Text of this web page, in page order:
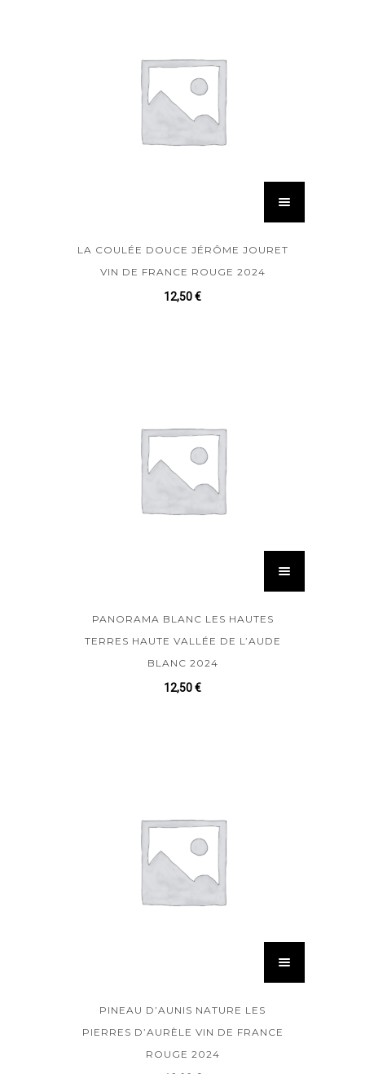
LA COULÉE DOUCE JÉRÔME JOURET
VIN DE FRANCE ROUGE 2024
12,50€
PANORAMA BLANC LES HAUTES
TERRES HAUTE VALLÉE DE L’AUDE
BLANC 2024
12,50€
PINEAU D’AUNIS NATURE LES
PIERRES D’AURÈLE VIN DE FRANCE
ROUGE 2024